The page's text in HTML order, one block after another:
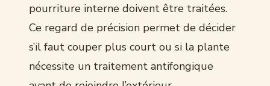
pourriture interne doivent être traitées.
Ce regard de précision permet de décider
s’il faut couper plus court ou si la plante
nécessite un traitement antifongique